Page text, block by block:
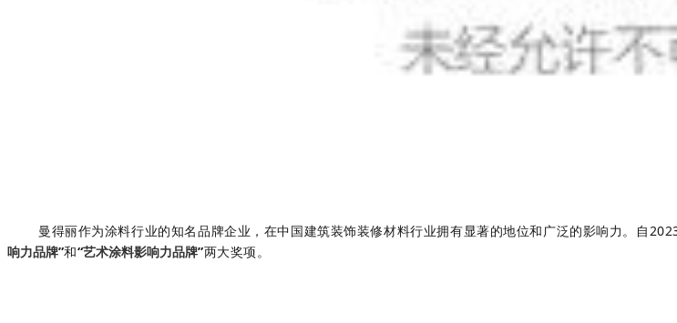
曼得丽作为涂料行业的知名品牌企业，在中国建筑装饰装修材料行业拥有显著的地位和广泛的影响力。自
响力品牌”和“艺术涂料影响力品牌”两大奖项。